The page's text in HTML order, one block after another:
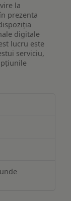
la
prezenta
digitale
lucru este
serviciu,